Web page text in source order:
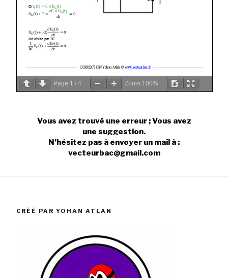
Page 1 / 4 Zoom 100%
Vous avez trouvé une erreur ; Vous avez
une suggestion.
N’hésitez pas à envoyer un mail à :
vecteurbac@gmail.com
CRÉÉ PAR YOHAN ATLAN